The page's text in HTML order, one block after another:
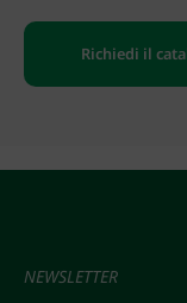
Richiedi il
NEWSLETTER